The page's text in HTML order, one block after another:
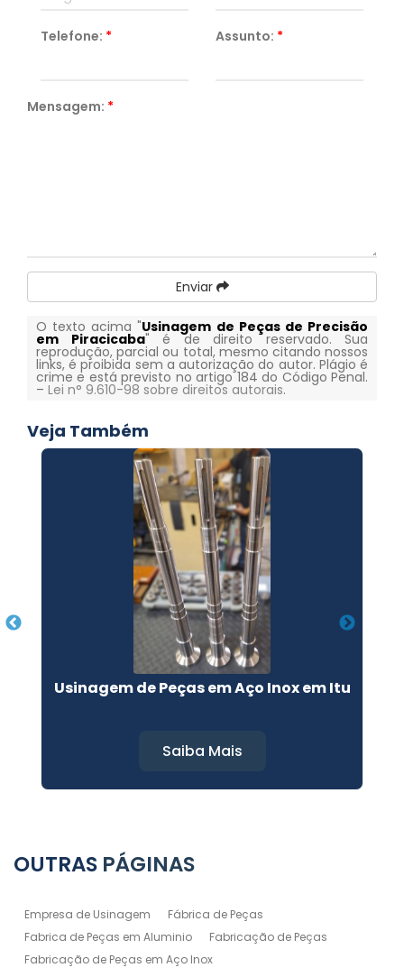
Telefone: * Assunto: *
Mensagem: *
Enviar
O texto acima "Usinagem de Peças de Precisão
em Piracicaba" é de direito reservado. Sua
reprodução, parcial ou total, mesmo citando nossos
links, é proibida sem a autorização do autor. Plágio é
crime e está previsto no artigo 184 do Código Penal.
– Lei n° 9.610-98 sobre direitos autorais.
Veja Também
Usinagem de Peças em Aço Inox em Itu
Saiba Mais
OUTRAS PÁGINAS
Empresa de Usinagem
Fábrica de Peças
Fabrica de Peças em Aluminio
Fabricação de Peças
Fabricação de Peças em Aço Inox